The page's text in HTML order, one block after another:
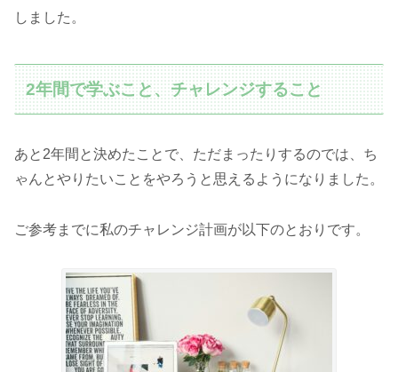
しました。
2年間で学ぶこと、チャレンジすること
あと2年間と決めたことで、ただまったりするのでは、ち
ゃんとやりたいことをやろうと思えるようになりました。
ご参考までに私のチャレンジ計画が以下のとおりです。